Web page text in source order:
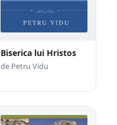
Biserica lui Hristos
de Petru Vidu